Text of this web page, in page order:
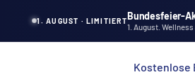
1. AUGUST · LIMITIERTBundesfeier-
1. August.
Kostenlose